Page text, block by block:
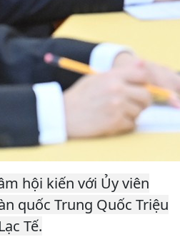
hội kiến với Ủy viên
quốc Trung Quốc Triệu
Lạc Tế.